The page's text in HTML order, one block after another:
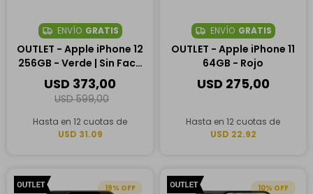
ENVÍO GRATIS
OUTLET - Apple iPhone 12
256GB - Verde | Sin Face
ID
USD 373,00
USD 599,00
Hasta en 12 cuotas de
USD 31.09
ENVÍO GRATIS
OUTLET - Apple iPhone 11
64GB - Rojo
USD 275,00
Hasta en 12 cuotas de
USD 22.92
19 10